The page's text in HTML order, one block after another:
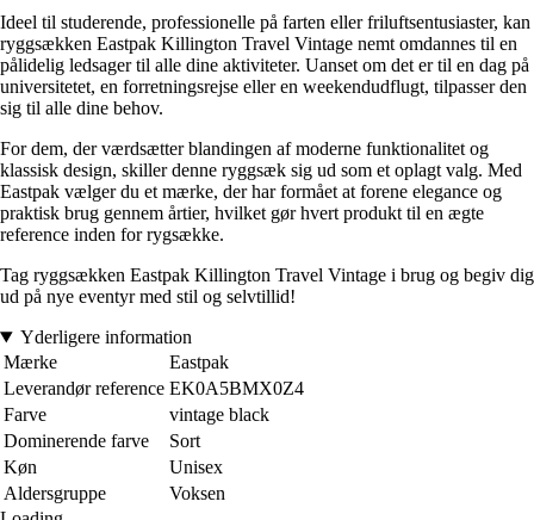
Ideel til studerende, professionelle på farten eller friluftsentusiaster, kan
ryggsækken Eastpak Killington Travel Vintage nemt omdannes til en
pålidelig ledsager til alle dine aktiviteter. Uanset om det er til en dag på
universitetet, en forretningsrejse eller en weekendudflugt, tilpasser den
sig til alle dine behov.
For dem, der værdsætter blandingen af moderne funktionalitet og
klassisk design, skiller denne ryggsæk sig ud som et oplagt valg. Med
Eastpak vælger du et mærke, der har formået at forene elegance og
praktisk brug gennem årtier, hvilket gør hvert produkt til en ægte
reference inden for rygsække.
Tag ryggsækken Eastpak Killington Travel Vintage i brug og begiv dig
ud på nye eventyr med stil og selvtillid!
Yderligere information
Mærke
Eastpak
Leverandør reference EK0A5BMX0Z4
Farve
vintage black
Dominerende farve
Sort
Køn
Unisex
Aldersgruppe
Voksen